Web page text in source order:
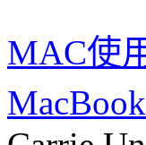
MAC使